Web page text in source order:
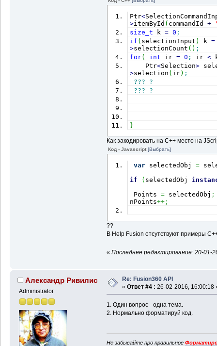
Ptr<
>itemById ( commandId +
size_t k = 0 ;
if ( selectionInput ) k =
>selectionCount ( ) ;
for( int ir = 0 ; ir <
Ptr<Selection>
>selection ( ir) ;
???
?
???
?
}
Как закодировать на С++ место на
Код - Javascript [Выбрать]
var selectedObj =
if
( selectedObj
Points = selectedObj ;
nPoints++;
??
В Help Fusion отсутствуют примеры
« Последнее редактирование: 20-01-
Александр Ривилис
Administrator
Re: Fusion360 API
« Ответ #4 : 26-02-2016, 16:00:18
1. Один вопрос - одна тема.
2. Нормально форматируй код.
Не забывайте про правильное